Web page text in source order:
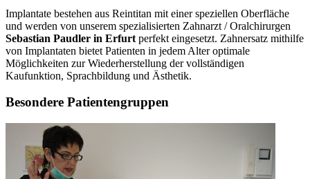
Implantate bestehen aus Reintitan mit einer speziellen Oberfläche
und werden von unserem spezialisierten Zahnarzt / Oralchirurgen
Sebastian Paudler in Erfurt perfekt eingesetzt. Zahnersatz mithilfe
von Implantaten bietet Patienten in jedem Alter optimale
Möglichkeiten zur Wiederherstellung der vollständigen
Kaufunktion, Sprachbildung und Ästhetik.
Besondere Patientengruppen